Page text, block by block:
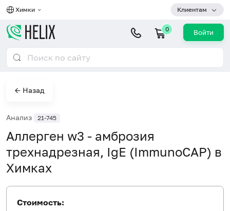
Химки Клиентам
0 Войти
← Назад
Анализ 21-745
Аллерген w3 - амброзия
трехнадрезная, IgE (ImmunoCAP) в
Химках
Стоимость: